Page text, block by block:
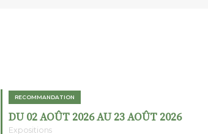
RECOMMANDATION
DU 02 AOÛT 2026 AU 23 AOÛT 2026
Expositions